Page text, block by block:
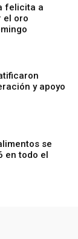
felicita a
el oro
y apoyo
se
en todo el